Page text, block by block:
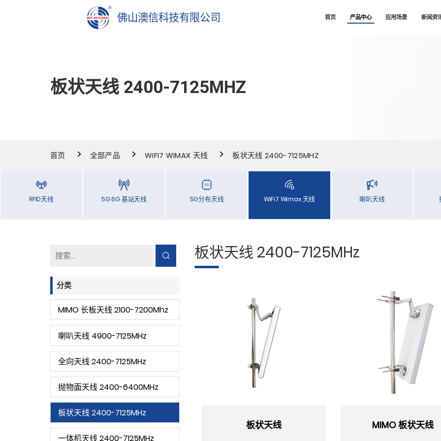
佛山澳信科技有限公司 首页 产品中心 应用场景 新闻资
板状天线 2400-7125MHZ
首页 全部产品 WIFI7 WIMAX 天线 板状天线 2400-7125MHZ
RFID天线 5G 6G 基站天线 5G分布天线 WiFi7 Wimax 天线 喇叭天线
分类
MIMO 长板天线 2100-7200Mhz
喇叭天线 4900-7125MHz
全向天线 2400-7125MHz
抛物面天线 2400-6400MHz
板状天线 2400-7125MHz
一体机天线 2400-7125MHz
板状天线 2400-7125MHz
板状天线 MIMO 板状天线